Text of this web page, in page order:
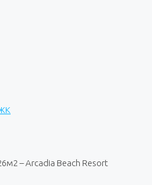
– Arcadia Beach Resort